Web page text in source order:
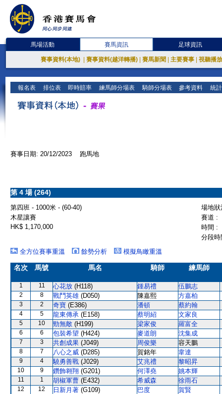
馬場活動 賽馬資訊 足球資訊
賽事資料(本地) 賽事資料(越洋轉播) 賽馬新聞 主要賽事 視聽播
報名表 排位表 即時賠率 練馬師分場表 騎師分場表 參考資料 統
賽事日期: 20/12/2023 跑馬地
第 4 場 (264)
第四班 - 1000米 - (60-40)
場地
木星讓賽
賽道 :
HK$ 1,170,000
時間 :
分段
全方位賽事重溫
餘勢分析 模擬鳥瞰重溫
名次 馬號 馬名 騎師 練馬師
1 11 心花放 (H118) 鍾易禮 伍鵬志
2 8 戰鬥英雄 (D050) 陳嘉熙 方嘉柏
3 2 奇寶 (E386) 潘頓 蔡約翰
4 5 龍東傳承 (E158) 蔡明紹 文家良
5 10 勁無敵 (H199) 梁家俊 羅富全
6 6 包裝希望 (H424) 麥道朗 沈集成
7 3 共創成果 (J049) 周俊樂 容天鵬
8 7 八心之威 (D285) 賀銘年 韋達
9 4 驍勇善戰 (J029) 艾兆禮 黎昭昇
10 9 鑽飾翱翔 (G201) 何澤堯 姚本輝
11 1 胡椒軍曹 (E432) 希威森 徐雨石
12 12 日新月著 (G109) 巴度
賀賢